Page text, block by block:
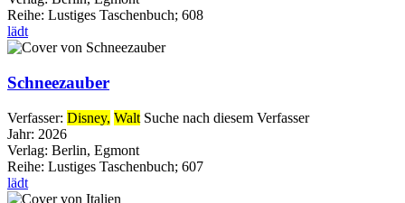
Reihe: Lustiges Taschenbuch; 608
lädt
Schneezauber
Verfasser: Disney, Walt Suche nach diesem Verfasser
Jahr: 2026
Verlag: Berlin, Egmont
Reihe: Lustiges Taschenbuch; 607
lädt